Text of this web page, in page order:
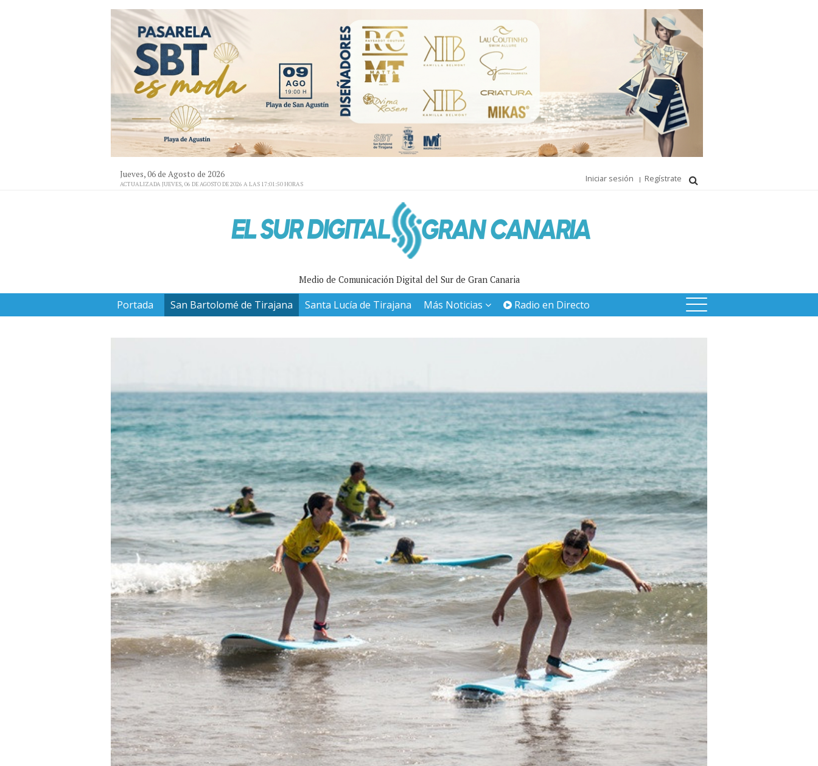
Jueves, 06 de Agosto de 2026
ACTUALIZADA JUEVES, 06 DE AGOSTO DE 2026 A LAS 17:01:50 HORAS
Iniciar sesión Regístrate
Medio de Comunicación Digital del Sur de Gran Canaria
Portada San Bartolomé de Tirajana Santa Lucía de Tirajana Más Noticias Radio en Directo